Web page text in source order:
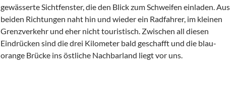
gewässerte Sichtfenster, die den Blick zum Schweifen einladen. Aus
beiden Richtungen naht hin und wieder ein Radfahrer, im kleinen
Grenzverkehr und eher nicht touristisch. Zwischen all diesen
Eindrücken sind die drei Kilometer bald geschafft und die blau-
orange Brücke ins östliche Nachbarland liegt vor uns.